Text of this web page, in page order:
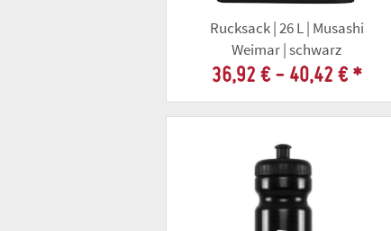
Rucksack | 26 L | Musashi
Weimar | schwarz
36,92 € - 40,42 € *